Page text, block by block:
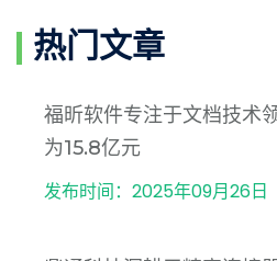
热门文章
福昕软件专注于文档技术
为15.8亿元
发布时间：2025年09月26日